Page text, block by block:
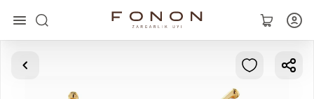
Главная